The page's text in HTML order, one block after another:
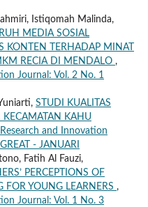
Istiqomah Malinda,
MEDIA SOSIAL
KONTEN TERHADAP MINAT
RECIA DI MENDALO ,
Journal: Vol. 2 No. 1
STUDI KUALITAS
KAHU
and Innovation
- JANUARI
Fatih Al Fauzi,
PERCEPTIONS OF
FOR YOUNG LEARNERS ,
Journal: Vol. 1 No. 3